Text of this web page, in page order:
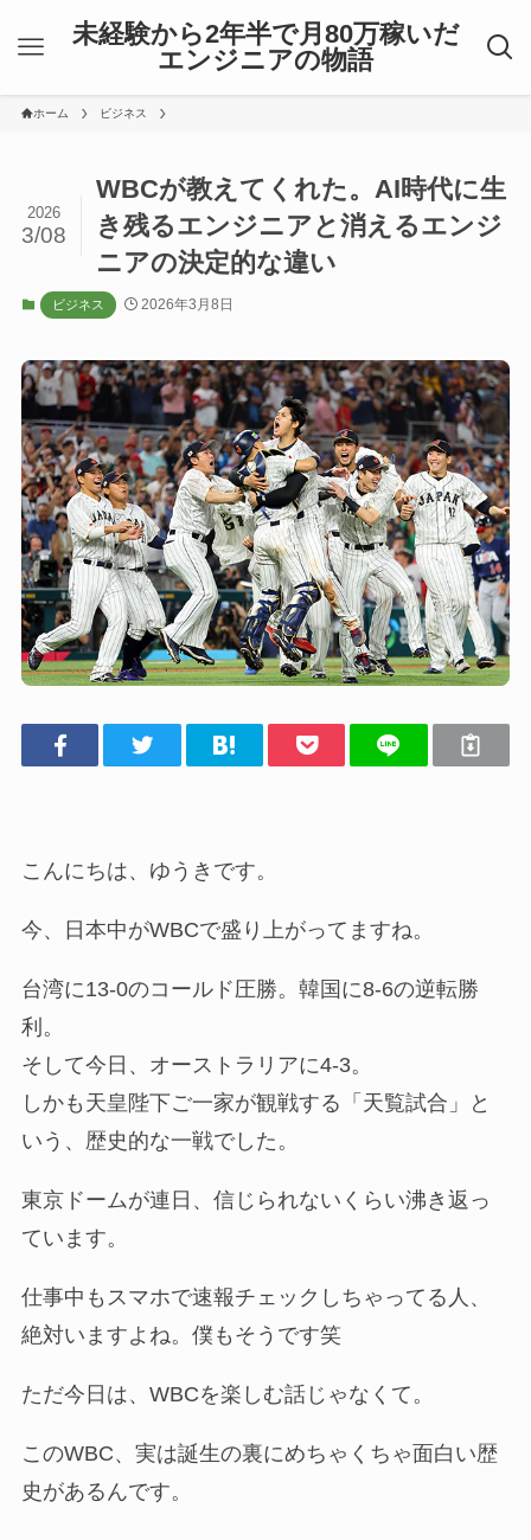
未経験から2年半で月80万稼いだ
エンジニアの物語
ホーム ビジネス
WBCが教えてくれた。AI時代に生
き残るエンジニアと消えるエンジ
ニアの決定的な違い
2026
3/08
ビジネス 2026年3月8日
こんにちは、ゆうきです。
今、日本中がWBCで盛り上がってますね。
台湾に13-0のコールド圧勝。韓国に8-6の逆転勝
利。
そして今日、オーストラリアに4-3。
しかも天皇陛下ご一家が観戦する「天覧試合」と
いう、歴史的な一戦でした。
東京ドームが連日、信じられないくらい沸き返っ
ています。
仕事中もスマホで速報チェックしちゃってる人、
絶対いますよね。僕もそうです笑
ただ今日は、WBCを楽しむ話じゃなくて。
このWBC、実は誕生の裏にめちゃくちゃ面白い歴
史があるんです。